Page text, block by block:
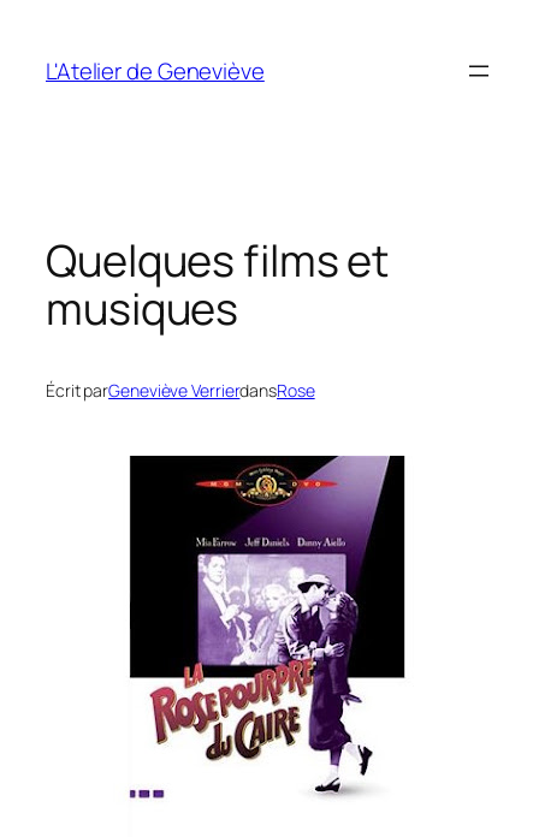
contenu
L'Atelier de Geneviève
Quelques films et
musiques
Écrit parGeneviève VerrierdansRose